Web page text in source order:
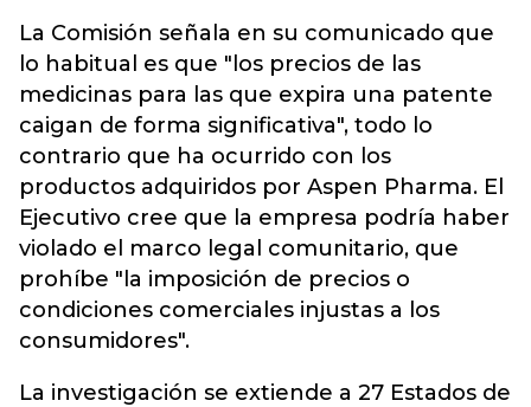
La Comisión señala en su comunicado que
lo habitual es que "los precios de las
medicinas para las que expira una patente
caigan de forma significativa", todo lo
contrario que ha ocurrido con los
productos adquiridos por Aspen Pharma. El
Ejecutivo cree que la empresa podría haber
violado el marco legal comunitario, que
prohíbe "la imposición de precios o
condiciones comerciales injustas a los
consumidores".
La investigación se extiende a 27 Estados de